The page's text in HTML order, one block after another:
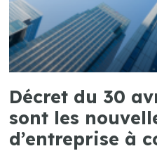
Décret du 30
sont les
d’entreprise à